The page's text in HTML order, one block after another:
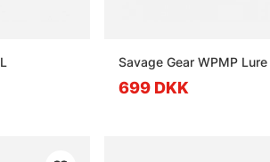
Savage Gear WPMP
699 DKK